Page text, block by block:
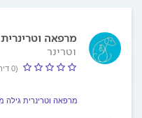
מרפאה
וטרינר
(0 דירוג ממוצע)
מרפאה וטרינרית